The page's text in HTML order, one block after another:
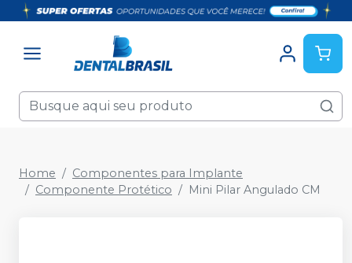
Home
Componentes para Implante
Componente Protético
Mini Pilar Angulado CM